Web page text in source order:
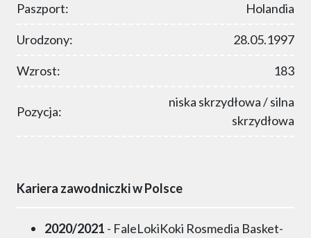
Paszport: Holandia
Urodzony: 28.05.1997
Wzrost: 183
Pozycja:
niska skrzydłowa / silna
skrzydłowa
Kariera zawodniczki w Polsce
2020/2021 - FaleLokiKoki Rosmedia Basket-